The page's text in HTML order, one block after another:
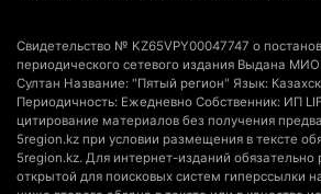
5 августа 2026 г. 13:55
Казахстан может начать выпуск
топлива для самолетов:
запустят в Алатау
Свидетельство № KZ65VPY00047747 о
периодического сетевого издания Выдана
Султан Название: "Пятый регион" Язык:
Периодичность: Ежедневно Собственник: ИП
цитирование материалов без получения
5region.kz при условии размещения в тексте
5region.kz. Для интернет-изданий
открытой для поисковых систем гиперссылки